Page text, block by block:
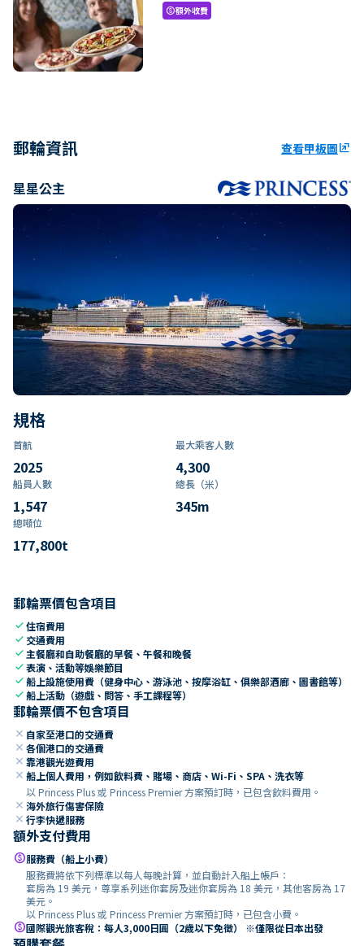
paid額外收費
郵輪資訊 查看甲板圖ungroup
星星公主
規格
首航
2025
最大乘客人數
4,300
船員人數
1,547
總長（米）
345m
總噸位
177,800t
郵輪票價包含項目
check住宿費用
check 交通費用
check 主餐廳和自助餐廳的早餐、午餐和晚餐
check表演、活動等娛樂節目
check船上設施使用費（健身中心、游泳池、按摩浴缸、俱樂部酒廊、圖書館等）
check船上活動（遊戲、問答、手工課程等）
郵輪票價不包含項目
close 自家至港口的交通費
close 各個港口的交通費
close 靠港觀光遊費用
close 船上個人費用，例如飲料費、賭場、商店、Wi-Fi、SPA、洗衣等
以 Princess Plus 或 Princess Premier 方案預訂時，已包含飲料費用。
close 海外旅行傷害保險
close 行李快遞服務
額外支付費用
paid服務費（船上小費）
服務費將依下列標準以每人每晚計算，並自動計入船上帳戶：
套房為 19 美元，尊享系列迷你套房及迷你套房為 18 美元，其他客房為 17
美元。
以 Princess Plus 或 Princess Premier 方案預訂時，已包含小費。
paid國際觀光旅客稅：每人3,000日圓（2歲以下免徵） ※僅限從日本出發